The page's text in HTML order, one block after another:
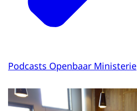
Podcasts Openbaar Ministerie